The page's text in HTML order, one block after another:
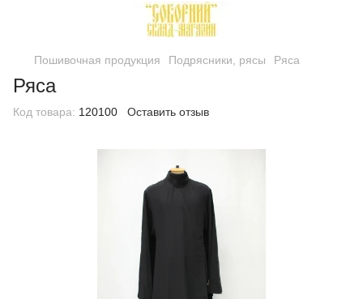
Пошивочная продукция Подрясники, рясы Ряса
Ряса
Код товара: 120100 Оставить отзыв